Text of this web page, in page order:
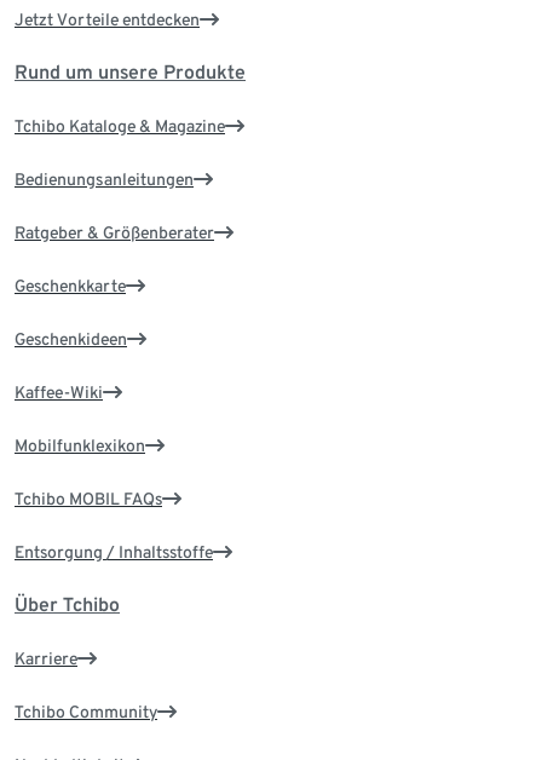
Jetzt Vorteile entdecken
Rund um unsere Produkte
Tchibo Kataloge & Magazine
Bedienungsanleitungen
Ratgeber & Größenberater
Geschenkkarte
Geschenkideen
Kaffee-Wiki
Mobilfunklexikon
Tchibo MOBIL FAQs
Entsorgung / Inhaltsstoffe
Über Tchibo
Karriere
Tchibo Community